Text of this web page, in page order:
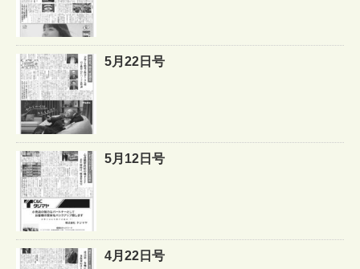
5月22日号
5月12日号
4月22日号